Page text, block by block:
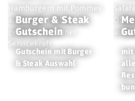
Burger & Steak
Gutschein
Gutschein mit Burger
& Steak Auswahl
mit